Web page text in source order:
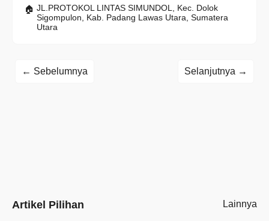
JL.PROTOKOL LINTAS SIMUNDOL, Kec. Dolok
Sigompulon, Kab. Padang Lawas Utara, Sumatera
Utara
← Sebelumnya Selanjutnya →
Artikel Pilihan Lainnya